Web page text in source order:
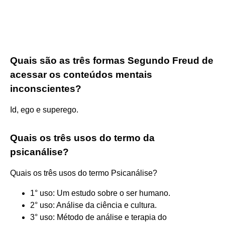
Quais são as três formas Segundo Freud de
acessar os conteúdos mentais
inconscientes?
Id, ego e superego.
Quais os três usos do termo da
psicanálise?
Quais os três usos do termo Psicanálise?
1° uso: Um estudo sobre o ser humano.
2° uso: Análise da ciência e cultura.
3° uso: Método de análise e terapia do